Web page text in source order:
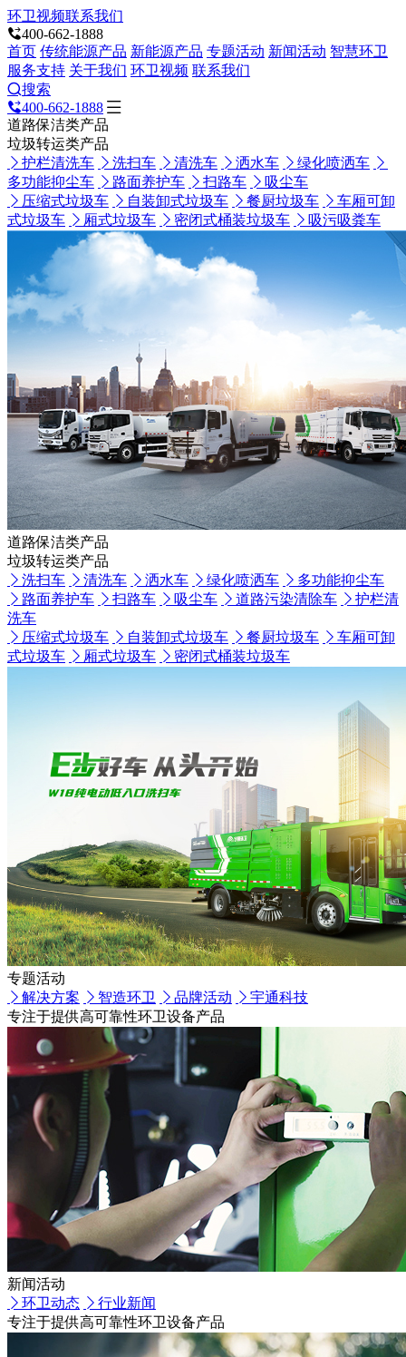
环卫视频联系我们
400-662-1888
首页 传统能源产品 新能源产品 专题活动 新闻活动 智慧环卫
服务支持 关于我们 环卫视频 联系我们
搜索
400-662-1888
道路保洁类产品
垃圾转运类产品
护栏清洗车
洗扫车 清洗车 洒水车
绿化喷洒车
多功能抑尘车
路面养护车 扫路车
吸尘车
压缩式垃圾车
自装卸式垃圾车 餐厨垃圾车
车厢可卸
式垃圾车
厢式垃圾车 密闭式桶装垃圾车 吸污吸粪车
道路保洁类产品
垃圾转运类产品
洗扫车
清洗车 洒水车 绿化喷洒车
多功能抑尘车
路面养护车
扫路车 吸尘车 道路污染清除车
护栏清
洗车
压缩式垃圾车
自装卸式垃圾车 餐厨垃圾车
车厢可卸
式垃圾车
厢式垃圾车 密闭式桶装垃圾车
专题活动
解决方案
智造环卫 品牌活动
宇通科技
专注于提供高可靠性环卫设备产品
新闻活动
环卫动态
行业新闻
专注于提供高可靠性环卫设备产品